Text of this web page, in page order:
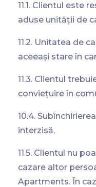
11.1. Clientul este
aduse unității de
11.2. Unitatea de
aceeași stare în
11.3. Clientul
conviețuire în
10.4.
interzisă.
11.5. Clientul nu
cazare altor
Apartments. În